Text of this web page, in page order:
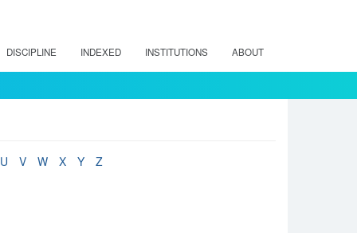
DISCIPLINE INDEXED INSTITUTIONS ABOUT
U V W X Y Z